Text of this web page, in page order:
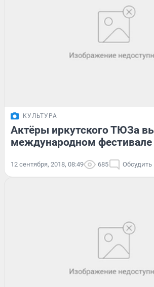
КУЛЬТУРА
Актёры иркутского ТЮЗа
международном фестивале
12 сентября, 2018, 08:49 685 Обсудить